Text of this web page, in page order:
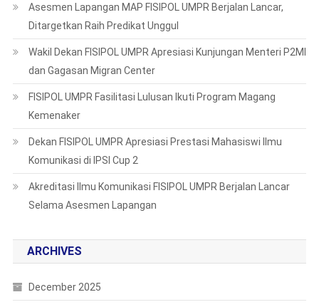
Asesmen Lapangan MAP FISIPOL UMPR Berjalan Lancar,
Ditargetkan Raih Predikat Unggul
Wakil Dekan FISIPOL UMPR Apresiasi Kunjungan Menteri P2MI
dan Gagasan Migran Center
FISIPOL UMPR Fasilitasi Lulusan Ikuti Program Magang
Kemenaker
Dekan FISIPOL UMPR Apresiasi Prestasi Mahasiswi Ilmu
Komunikasi di IPSI Cup 2
Akreditasi Ilmu Komunikasi FISIPOL UMPR Berjalan Lancar
Selama Asesmen Lapangan
ARCHIVES
December 2025